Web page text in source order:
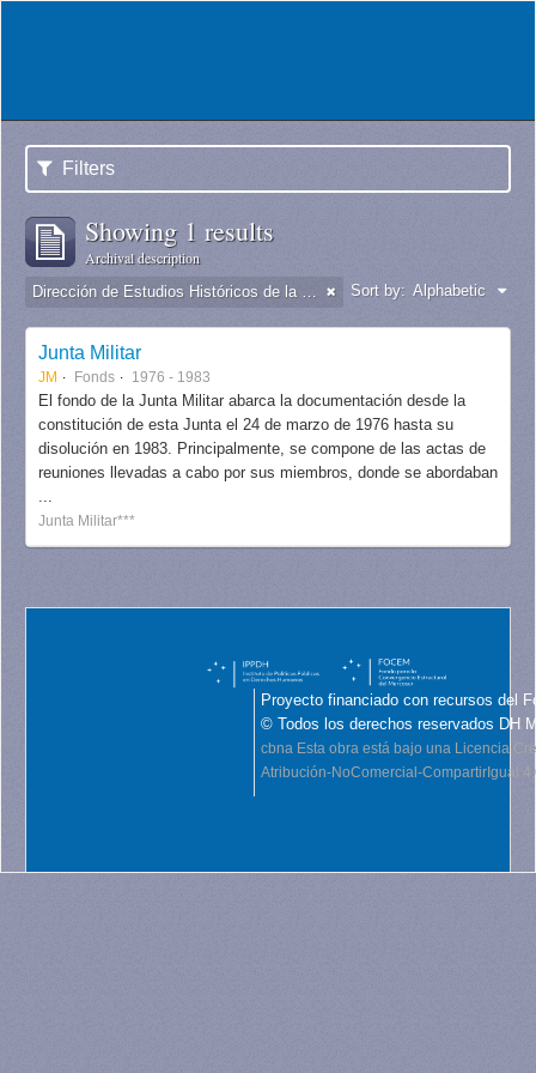
Filters
Showing 1 results
Archival description
Dirección de Estudios Históricos de la Fuerza Aérea Sort by: Alphabetic
Junta Militar
JM Fonds 1976 - 1983
El fondo de la Junta Militar abarca la documentación desde la
constitución de esta Junta el 24 de marzo de 1976 hasta su
disolución en 1983. Principalmente, se compone de las actas de
reuniones llevadas a cabo por sus miembros, donde se abordaban
...
Junta Militar***
Proyecto financiado con recursos del
© Todos los derechos reservados DH
cbna Esta obra está bajo una Licencia
Atribución-NoComercial-CompartirIgual